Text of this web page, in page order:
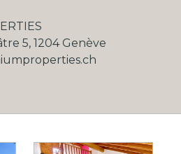
5, 1204 Genève